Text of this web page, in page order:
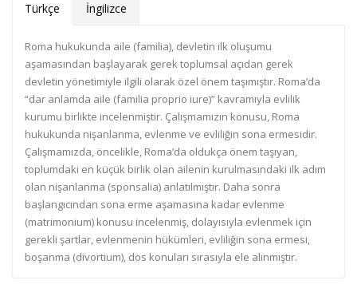
Türkçe İngilizce
Roma hukukunda aile (familia), devletin ilk oluşumu
aşamasından başlayarak gerek toplumsal açıdan gerek
devletin yönetimiyle ilgili olarak özel önem taşımıştır. Roma’da
“dar anlamda aile (familia proprio iure)” kavramıyla evlilik
kurumu birlikte incelenmiştir. Çalışmamızın konusu, Roma
hukukunda nişanlanma, evlenme ve evliliğin sona ermesidir.
Çalışmamızda, öncelikle, Roma’da oldukça önem taşıyan,
toplumdaki en küçük birlik olan ailenin kurulmasındaki ilk adım
olan nişanlanma (sponsalia) anlatılmıştır. Daha sonra
başlangıcından sona erme aşamasına kadar evlenme
(matrimonium) konusu incelenmiş, dolayısıyla evlenmek için
gerekli şartlar, evlenmenin hükümleri, evliliğin sona ermesi,
boşanma (divortium), dos konuları sırasıyla ele alınmıştır.